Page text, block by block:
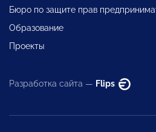
Бюро по защите прав
Образование
Проекты
Разработка сайта — Flips